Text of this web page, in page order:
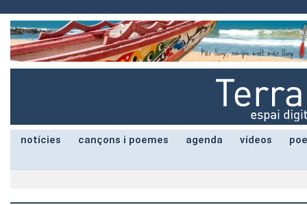
notícies cançons i poemes agenda vídeos